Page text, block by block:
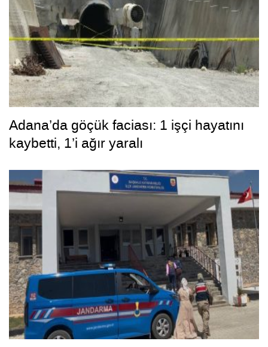
Adana’da göçük faciası: 1 işçi hayatını
kaybetti, 1’i ağır yaralı